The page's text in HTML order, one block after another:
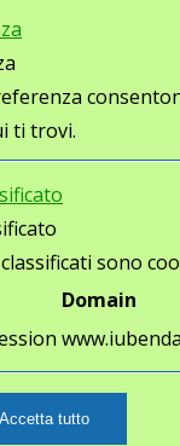
ti trovi.
sono
Domain
Accetta tutto